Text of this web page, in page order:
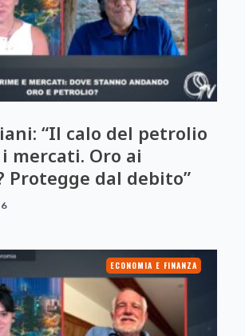
“Il calo del petrolio
mercati. Oro ai
Protegge dal debito”
ECONOMIA E FINANZA